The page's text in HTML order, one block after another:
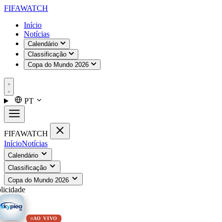
FIFAWATCH
Início
Notícias
Calendário
Classificação
Copa do Mundo 2026
PT
FIFAWATCH
InícioNotícias
Calendário
Classificação
Copa do Mundo 2026
AO VIVO